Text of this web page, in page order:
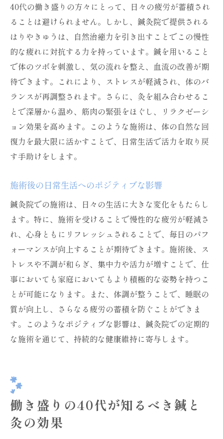
40代の働き盛りの方々にとって、日々の疲労が蓄積され
ることは避けられません。しかし、鍼灸院で提供される
はりやきゅうは、自然治癒力を引き出すことでこの慢性
的な疲れに対抗する力を持っています。鍼を用いること
で体のツボを刺激し、気の流れを整え、血流の改善が期
待できます。これにより、ストレスが軽減され、体のバ
ランスが再調整されます。さらに、灸を組み合わせるこ
とで深層から温め、筋肉の緊張をほぐし、リラクゼーシ
ョン効果を高めます。このような施術は、体の自然な回
復力を最大限に活かすことで、日常生活で活力を取り戻
す手助けをします。
施術後の日常生活へのポジティブな影響
鍼灸院での施術は、日々の生活に大きな変化をもたらし
ます。特に、施術を受けることで慢性的な疲労が軽減さ
れ、心身ともにリフレッシュされることで、毎日のパフ
ォーマンスが向上することが期待できます。施術後、ス
トレスや不調が和らぎ、集中力や活力が増すことで、仕
事においても家庭においてもより積極的な姿勢を持つこ
とが可能になります。また、体調が整うことで、睡眠の
質が向上し、さらなる疲労の蓄積を防ぐことができま
す。このようなポジティブな影響は、鍼灸院での定期的
な施術を通じて、持続的な健康維持に寄与します。
働き盛りの40代が知るべき鍼と
灸の効果